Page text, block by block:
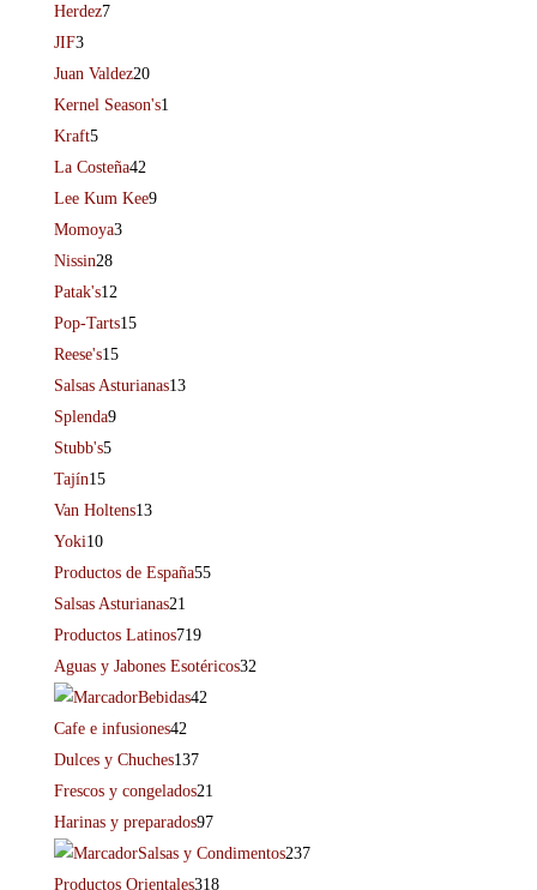
Herdez7
JIF3
Juan Valdez20
Kernel Season's1
Kraft5
La Costeña42
Lee Kum Kee9
Momoya3
Nissin28
Patak's12
Pop-Tarts15
Reese's15
Salsas Asturianas13
Splenda9
Stubb's5
Tajín15
Van Holtens13
Yoki10
Productos de España55
Salsas Asturianas21
Productos Latinos719
Aguas y Jabones Esotéricos32
Bebidas42
Cafe e infusiones42
Dulces y Chuches137
Frescos y congelados21
Harinas y preparados97
Salsas y Condimentos237
Productos Orientales318